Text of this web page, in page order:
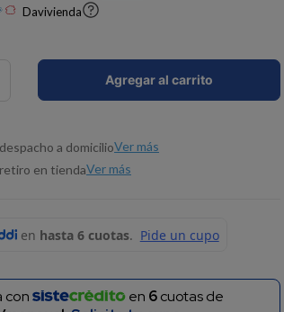
Davivienda
Agregar al carrito
a domicilioVer más
en tiendaVer más
con en 6cuotas de